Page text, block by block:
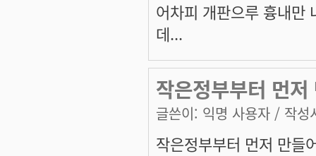
어차피 개판으루 흉내만
데...
작은정부부터 먼
글쓴이: 익명 사용자 / 작성
작은정부부터 먼저 만들